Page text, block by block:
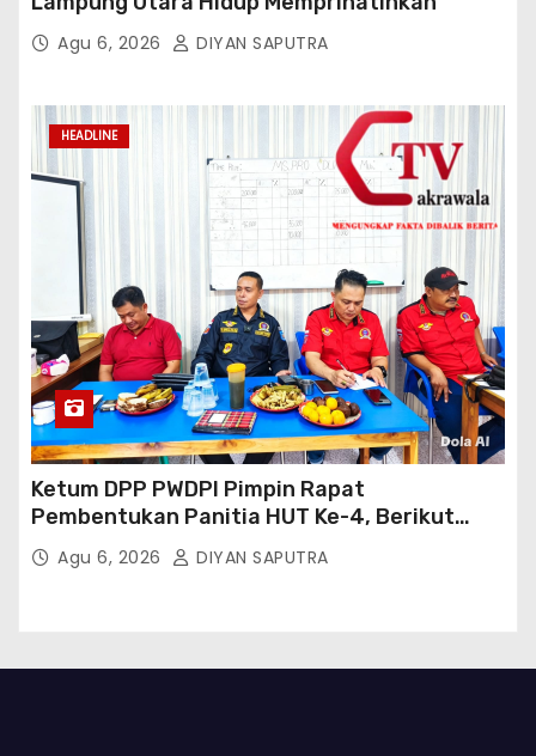
Agu 6, 2026 DIYAN SAPUTRA
HEADLINE
Ketum DPP PWDPI Pimpin Rapat
Pembentukan Panitia HUT Ke-4, Berikut
Susunan Dan Rangkaian Kegiatannya
Agu 6, 2026 DIYAN SAPUTRA